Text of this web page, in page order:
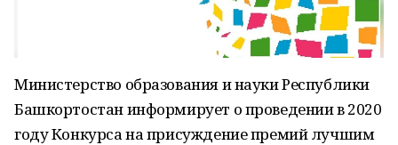
Министерство образования и науки Республики
Башкортостан информирует о проведении в 2020
году Конкурса на присуждение премий лучшим